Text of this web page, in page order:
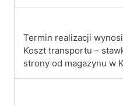
Termin realizacji
Koszt transportu –
strony od magazynu w